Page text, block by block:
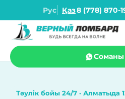
Рус Қаз8 (778) 870-
Соманы
Тәулік бойы 24/7 · Алматыда